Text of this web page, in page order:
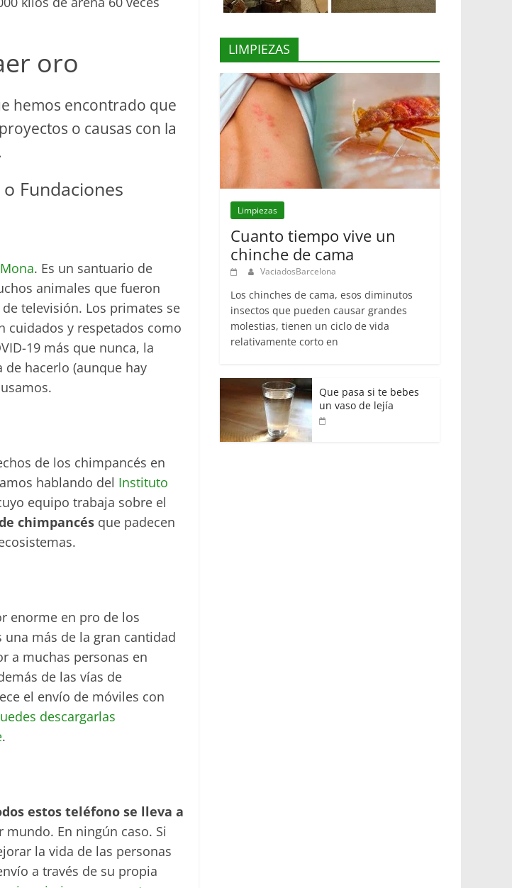
oro
hemos encontrado que
o causas con la
Fundaciones
. Es un santuario de
animales que fueron
televisión. Los primates se
cuidados y respetados como
19 más que nunca, la
de hacerlo (aunque hay
de los chimpancés en
hablando del Instituto
equipo trabaja sobre el
chimpancés que padecen
enorme en pro de los
más de la gran cantidad
a muchas personas en
de las vías de
el envío de móviles con
descargarlas
.
estos teléfono se lleva a
En ningún caso. Si
la vida de las personas
a través de su propia
LIMPIEZAS
Limpiezas
Cuanto tiempo vive un
chinche de cama
VaciadosBarcelona
Los chinches de cama, esos diminutos
insectos que pueden causar grandes
molestias, tienen un ciclo de vida
relativamente corto en
Que pasa si te bebes
un vaso de lejía